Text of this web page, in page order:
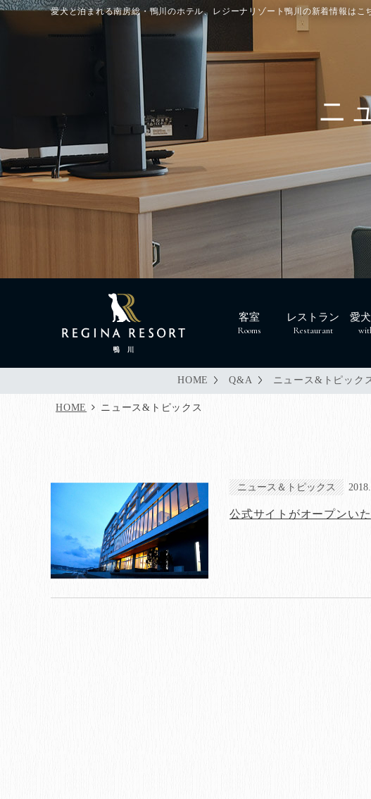
愛犬と泊まれる南房総・鴨川のホテル、レジーナリゾート鴨川の新着情報はこ
ニ
客室
Rooms
レストラン
Restaurant
愛
HOME Q&A ニュース&トピック
Rooms Restaurant
HOME ニュース&トピックス
ニュース＆トピックス
公式サイトがオープンいた